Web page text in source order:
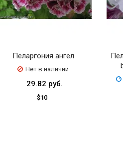
Пеларгония ангел
Нет в наличии
29.82 руб.
$10